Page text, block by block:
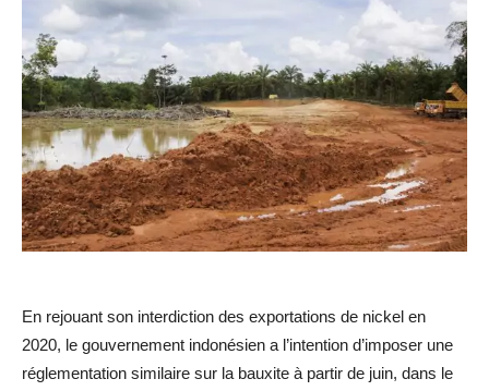
En rejouant son interdiction des exportations de nickel en
2020, le gouvernement indonésien a l’intention d’imposer une
réglementation similaire sur la bauxite à partir de juin, dans le